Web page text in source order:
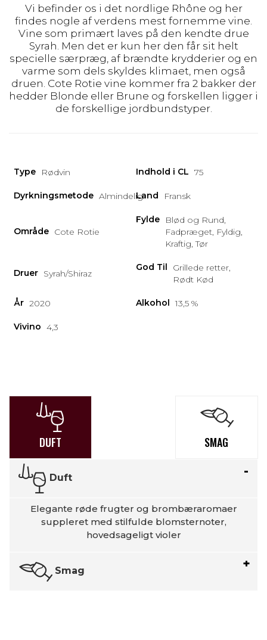
Vi befinder os i det nordlige Rhône og her
findes nogle af verdens mest fornemme vine.
Vine som primært laves på den kendte drue
Syrah. Men det er kun her den får sit helt
specielle særpræg, af brændte krydderier og en
varme som dels skyldes klimaet, men også
druen. Cote Rotie vine kommer fra 2 bakker der
hedder Blonde eller Brune og forskellen ligger i
de forskellige jordbundstyper.
Type Rødvin Indhold i CL 75
Dyrkningsmetode AlmindeligLand Fransk
Område Cote Rotie
Fylde
Blød og Rund,
Fadpræget, Fyldig,
Kraftig, Tør
Druer Syrah/Shiraz
God Til
Grillede retter,
Rødt Kød
År 2020 Alkohol 13,5 %
Vivino 4,3
DUFT SMAG
Duft
Elegante røde frugter og brombæraromaer
suppleret med stilfulde blomsternoter,
hovedsageligt violer
Smag